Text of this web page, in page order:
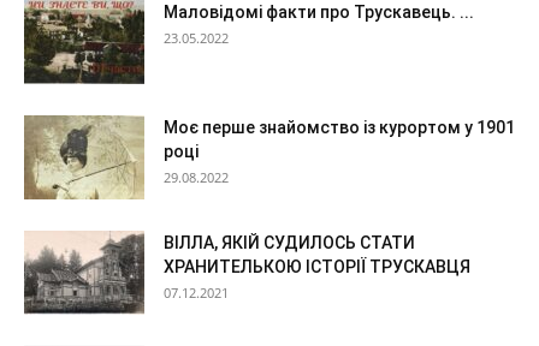
Маловідомі факти про Трускавець. ...
23.05.2022
Моє перше знайомство із курортом у 1901
році
29.08.2022
ВІЛЛА, ЯКІЙ СУДИЛОСЬ СТАТИ
ХРАНИТЕЛЬКОЮ ІСТОРІЇ ТРУСКАВЦЯ
07.12.2021